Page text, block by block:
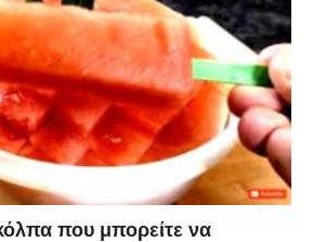
που μπορείτε να